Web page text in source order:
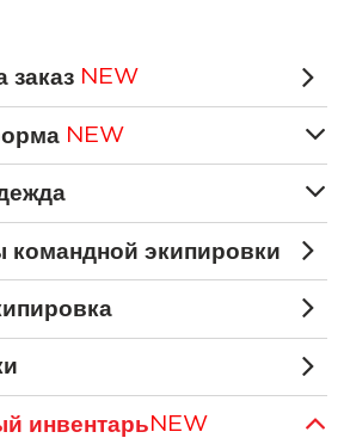
заказ NEW
NEW
экипировки
инвентарь NEW